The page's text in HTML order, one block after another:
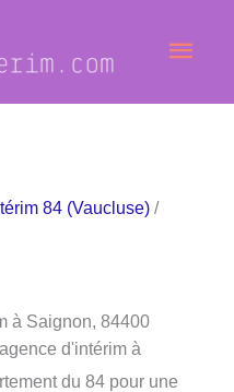
84 (Vaucluse) /
à Saignon, 84400
d'intérim à
du 84 pour une